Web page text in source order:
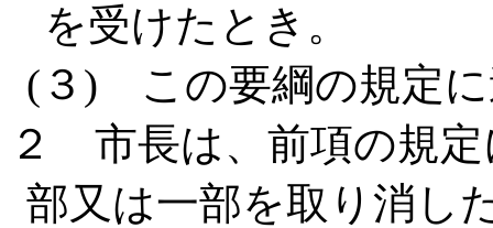
を受けたとき。
(３) この要綱の規定
２ 市長は、前項の規定
部又は一部を取り消し